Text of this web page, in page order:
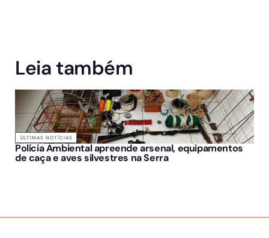
Leia também
ÚLTIMAS NOTÍCIAS
Polícia Ambiental apreende arsenal, equipamentos
de caça e aves silvestres na Serra